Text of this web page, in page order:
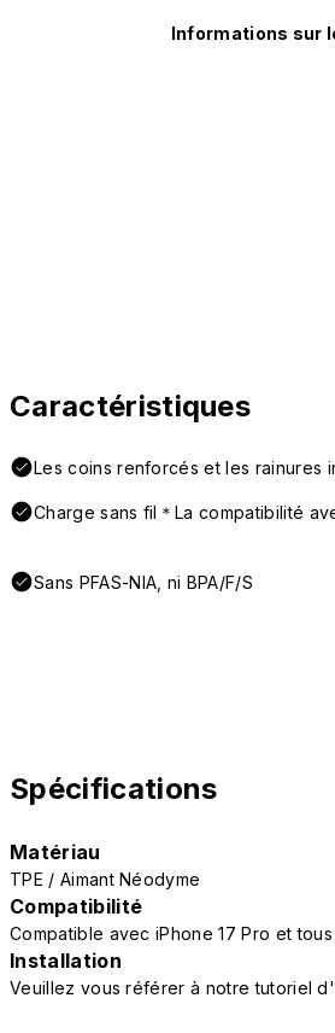
Informations sur
Caractéristiques
Les coins renforcés et les rainures
Charge sans fil＊La compatibilité
Sans PFAS-NIA, ni BPA/F/S
Spécifications
Matériau
TPE / Aimant Néodyme
Compatibilité
Compatible avec iPhone 17 Pro et
Installation
Veuillez vous référer à notre tutoriel